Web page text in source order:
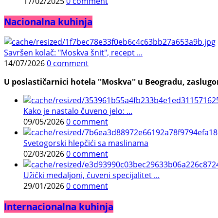
Nacionalna kuhinja
Savršen kolač: "Moskva šnit", recept ...
14/07/20260 comment
U poslastičarnici hotela ''Moskva'' u Beogradu,
Kako je nastalo čuveno jelo: ...
09/05/20260 comment
Svetogorski hlepčići sa maslinama
02/03/20260 comment
Užički medaljoni, čuveni specijalitet ...
29/01/20260 comment
Internacionalna kuhinja